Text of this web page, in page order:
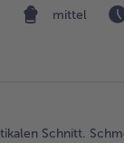
mittel
Schnitt.